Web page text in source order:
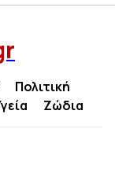
Πολιτική
Ζώδια